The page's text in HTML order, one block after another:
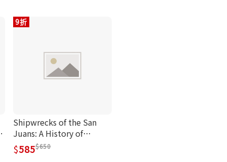
9折
Shipwrecks of the San
Juans: A History of
Maritime Disaster in the
San Juan Islands
585 650